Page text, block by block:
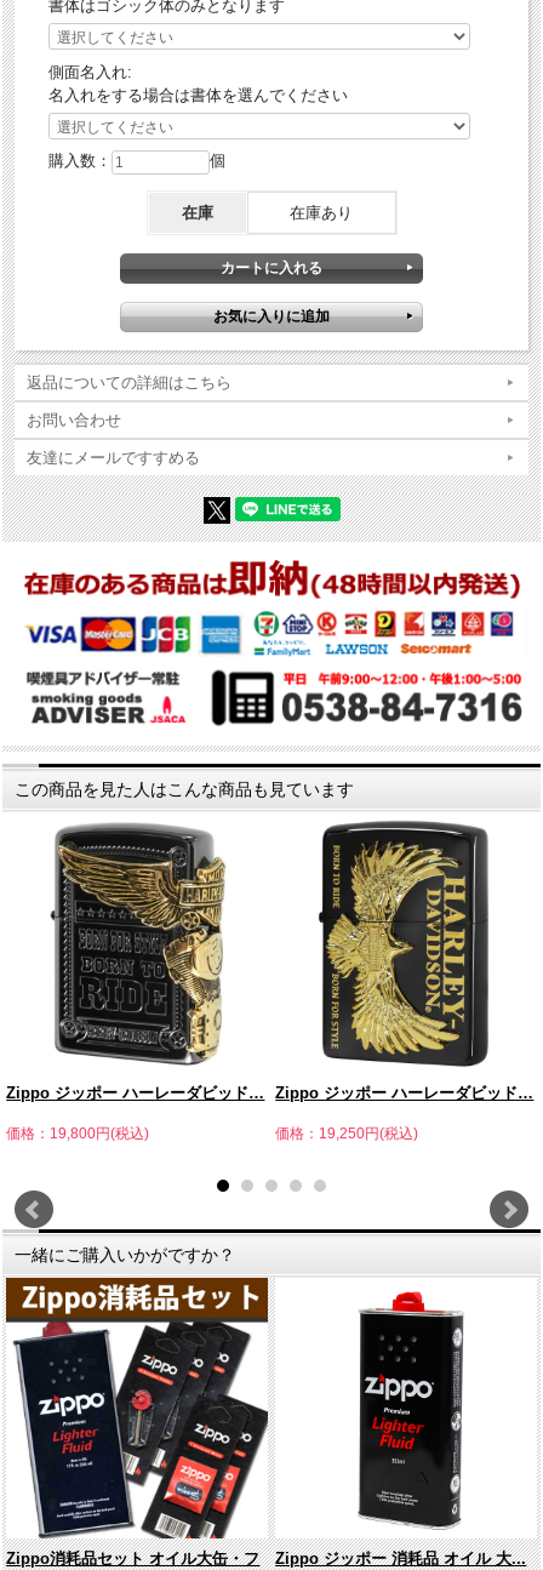
書体はゴシック体のみとなります
側面名入れ:
名入れをする場合は書体を選んでください
購入数： 個
在庫 在庫あり
返品についての詳細はこちら
お問い合わせ
友達にメールですすめる
この商品を見た人はこんな商品も見ています
Zippo ジッポー ハーレーダビッド…
価格：19,800円(税込)
Zippo ジッポー ハーレーダビッド…
価格：19,250円(税込)
一緒にご購入いかがですか？
Zippo消耗品セット オイル大缶・フ
Zippo ジッポー 消耗品 オイル 大...